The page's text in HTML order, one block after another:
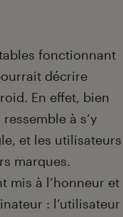
fonctionnant
décrire
En effet, bien
à s’y
et les utilisateurs
marques.
mis à l’honneur et
: l’utilisateur